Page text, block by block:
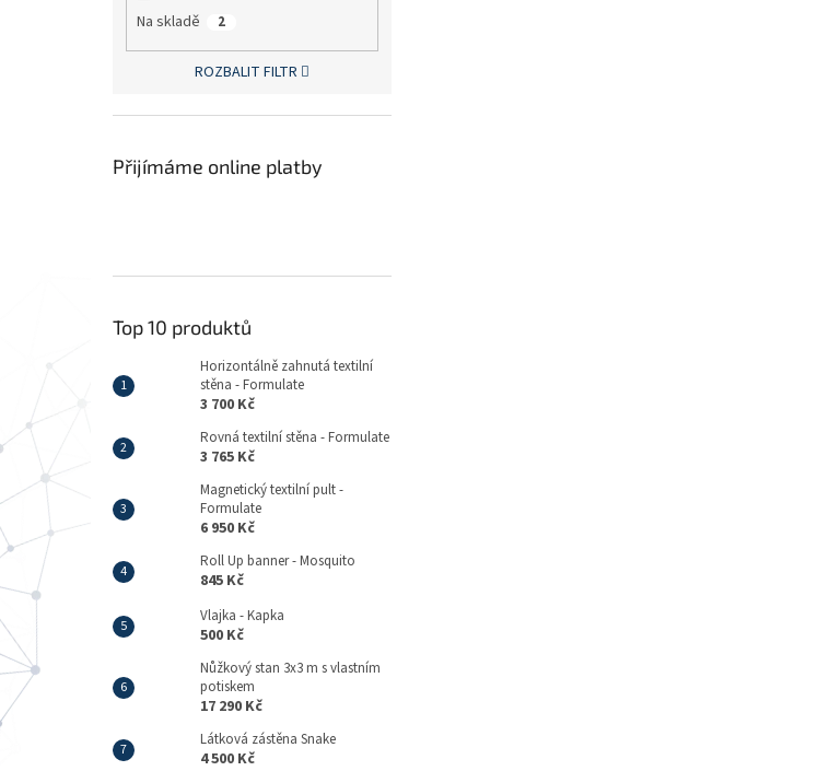
Na skladě 2
ROZBALIT FILTR
Přijímáme online platby
Top 10 produktů
Horizontálně zahnutá textilní
stěna - Formulate
3 700 Kč
Rovná textilní stěna - Formulate
3 765 Kč
Magnetický textilní pult -
Formulate
6 950 Kč
Roll Up banner - Mosquito
845 Kč
Vlajka - Kapka
500 Kč
Nůžkový stan 3x3 m s vlastním
potiskem
17 290 Kč
Látková zástěna Snake
4 500 Kč